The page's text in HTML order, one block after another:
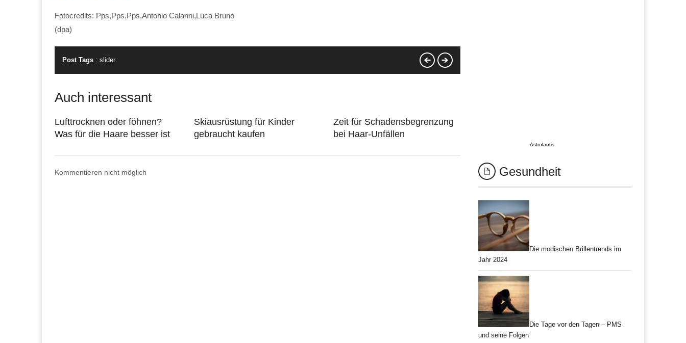
Fotocredits: Pps,Pps,Pps,Antonio Calanni,Luca Bruno
(dpa)
Post Tags : slider
Auch interessant
Lufttrocknen oder föhnen?
Was für die Haare besser ist
Skiausrüstung für Kinder
gebraucht kaufen
Zeit für Schadensbegrenzung
bei Haar-Unfällen
Kommentieren nicht möglich
Astrolantis
Gesundheit
Die modischen Brillentrends im
Jahr 2024
Die Tage vor den Tagen – PMS
und seine Folgen